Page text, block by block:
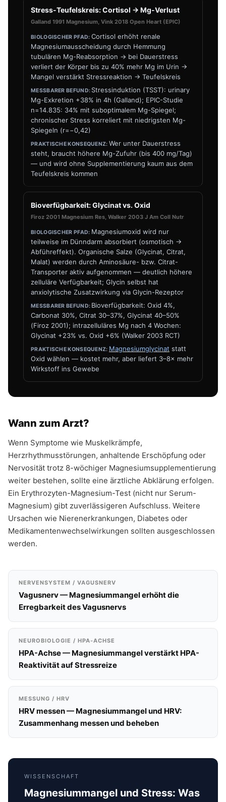
Stress-Teufelskreis: Cortisol → Mg-Verlust
Galland 1991 Magnesium, Vink 2018 Open Heart (EPIC)
Cortisol erhöht renale
Magnesiumausscheidung durch Hemmung
tubulären Mg-Reabsorption → bei Dauerstress
verliert der Körper bis zu 40% mehr Mg im Urin →
Mangel verstärkt Stressreaktion → Teufelskreis
Stressinduktion (TSST): urinary
Mg-Exkretion +38% in 4h (Galland); EPIC-Studie
n=14.835: 34% mit suboptimalem Mg-Spiegel;
chronischer Stress korreliert mit niedrigsten Mg-
Spiegeln (r=−0,42)
Wer unter Dauerstress
steht, braucht höhere Mg-Zufuhr (bis 400 mg/Tag)
— und wird ohne Supplementierung kaum aus dem
Teufelskreis kommen
Bioverfügbarkeit: Glycinat vs. Oxid
Firoz 2001 Magnesium Res, Walker 2003 J Am Coll Nutr
Magnesiumoxid wird nur
teilweise im Dünndarm absorbiert (osmotisch →
Abführeffekt). Organische Salze (Glycinat, Citrat,
Malat) werden durch Aminosäure- bzw. Citrat-
Transporter aktiv aufgenommen — deutlich höhere
zelluläre Verfügbarkeit; Glycin selbst hat
anxiolytische Zusatzwirkung via Glycin-Rezeptor
Bioverfügbarkeit: Oxid 4%,
Carbonat 30%, Citrat 30–37%, Glycinat 40–50%
(Firoz 2001); intrazelluläres Mg nach 4 Wochen:
Glycinat +23% vs. Oxid +6% (Walker 2003 RCT)
Magnesiumglycinat statt
Oxid wählen — kostet mehr, aber liefert 3–8× mehr
Wirkstoff ins Gewebe
Wann zum Arzt?
Wenn Symptome wie Muskelkrämpfe,
Herzrhythmusstörungen, anhaltende Erschöpfung oder
Nervosität trotz 8-wöchiger Magnesiumsupplementierung
weiter bestehen, sollte eine ärztliche Abklärung erfolgen.
Ein Erythrozyten-Magnesium-Test (nicht nur Serum-
Magnesium) gibt zuverlässigeren Aufschluss. Weitere
Ursachen wie Nierenerkrankungen, Diabetes oder
Medikamentenwechselwirkungen sollten ausgeschlossen
werden.
NERVENSYSTEM / VAGUSNERV
Vagusnerv — Magnesiummangel erhöht die
Erregbarkeit des Vagusnervs
NEUROBIOLOGIE / HPA-ACHSE
HPA-Achse — Magnesiummangel verstärkt HPA-
Reaktivität auf Stressreize
MESSUNG / HRV
HRV messen — Magnesiummangel und HRV:
Zusammenhang messen und beheben
WISSENSCHAFT
Magnesiummangel und Stress: Was